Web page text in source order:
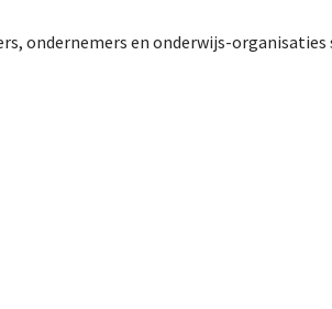
ondernemers en onderwijs-organisaties